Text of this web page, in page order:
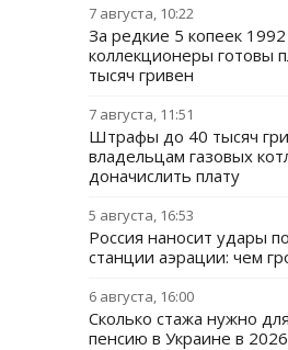
7 августа, 10:22
За редкие 5 копеек 1992
коллекционеры готовы
тысяч гривен
7 августа, 11:51
Штрафы до 40 тысяч
владельцам газовых
доначислить плату
5 августа, 16:53
Россия наносит удары
станции аэрации: чем
6 августа, 16:00
Сколько стажа нужно
пенсию в Украине в